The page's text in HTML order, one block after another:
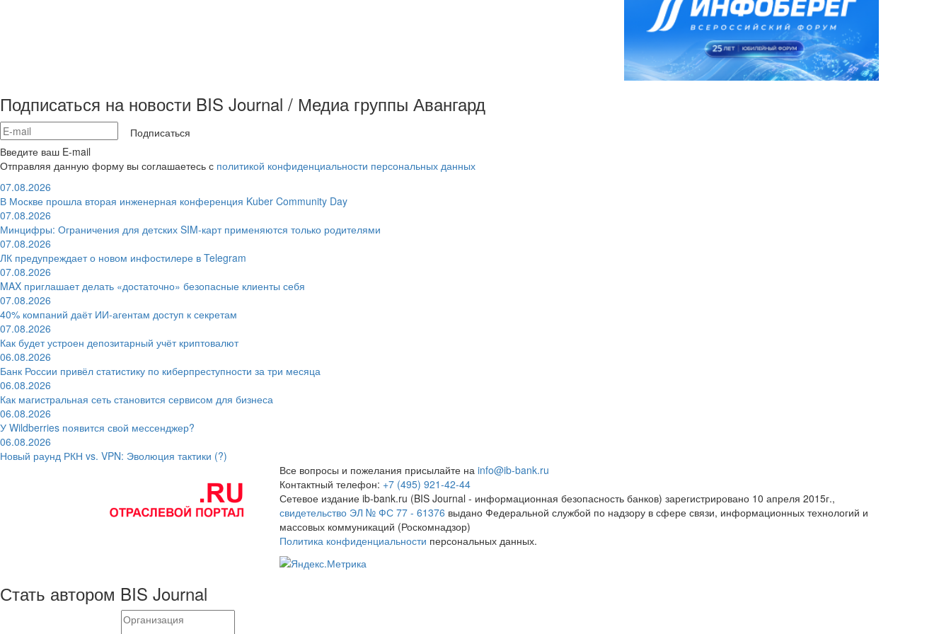
Подписаться на новости BIS Journal / Медиа группы Авангард
Подписаться
Введите ваш E-mail
Отправляя данную форму вы соглашаетесь с политикой конфиденциальности персональных данных
07.08.2026
В Москве прошла вторая инженерная конференция Kuber Community Day
07.08.2026
Минцифры: Ограничения для детских SIM-карт применяются только родителями
07.08.2026
ЛК предупреждает о новом инфостилере в Telegram
07.08.2026
MAX приглашает делать «достаточно» безопасные клиенты себя
07.08.2026
40% компаний даёт ИИ‑агентам доступ к секретам
07.08.2026
Как будет устроен депозитарный учёт криптовалют
06.08.2026
Банк России привёл статистику по киберпреступности за три месяца
06.08.2026
Как магистральная сеть становится сервисом для бизнеса
06.08.2026
У Wildberries появится свой мессенджер?
06.08.2026
Новый раунд РКН vs. VPN: Эволюция тактики (?)
Все вопросы и пожелания присылайте на info@ib-bank.ru
Контактный телефон: +7 (495) 921-42-44
Сетевое издание ib-bank.ru (BIS Journal - информационная безопасность банков) зарегистрировано 10 апреля 2015г.,
свидетельство ЭЛ № ФС 77 - 61376 выдано Федеральной службой по надзору в сфере связи, информационных технологий и
массовых коммуникаций (Роскомнадзор)
Политика конфиденциальности персональных данных.
Стать автором BIS Journal